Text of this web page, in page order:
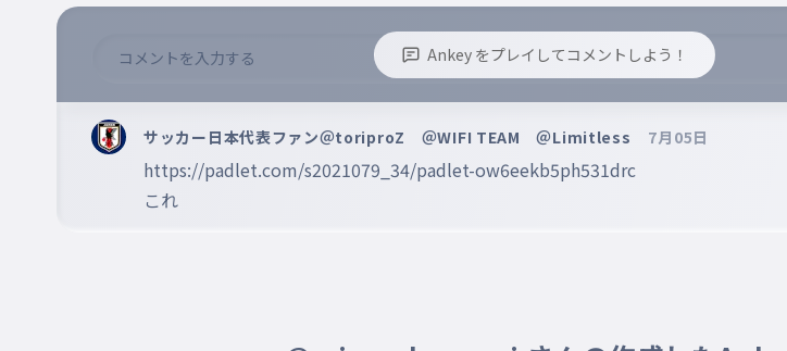
Ankey をプレイしてコメントしよう！
※コメントするには、ログインが必要です。
サッカー日本代表ファン＠toriproZ ＠WIFI TEAM ＠Limitless 7月05日
https://padlet.com/s2021079_34/padlet-ow6eekb5ph531drc
これ